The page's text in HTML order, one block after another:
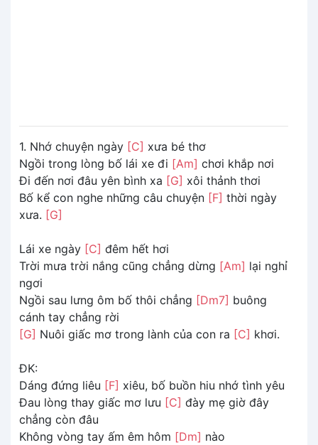
1. Nhớ chuyện ngày [C] xưa bé thơ
Ngồi trong lòng bố lái xe đi [Am] chơi khắp nơi
Đi đến nơi đâu yên bình xa [G] xôi thảnh thơi
Bố kể con nghe những câu chuyện [F] thời ngày
xưa. [G]
Lái xe ngày [C] đêm hết hơi
Trời mưa trời nắng cũng chẳng dừng [Am] lại nghỉ
ngơi
Ngồi sau lưng ôm bố thôi chẳng [Dm7] buông
cánh tay chẳng rời
[G] Nuôi giấc mơ trong lành của con ra [C] khơi.
ĐK:
Dáng đứng liêu [F] xiêu, bố buồn hiu nhớ tình yêu
Đau lòng thay giấc mơ lưu [C] đày mẹ giờ đây
chẳng còn đâu
Không vòng tay ấm êm hôm [Dm] nào